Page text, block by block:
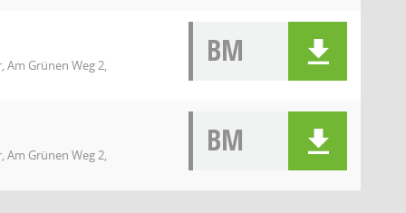
Grünen Weg 2,
BM
Grünen Weg 2,
BM